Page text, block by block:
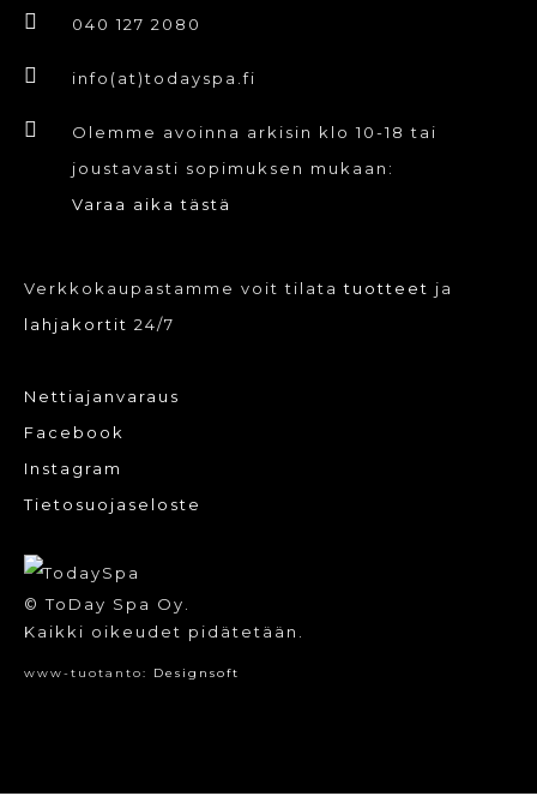
040 127 2080
info(at)todayspa.fi
Olemme avoinna arkisin klo 10-18 tai
joustavasti sopimuksen mukaan:
Varaa aika tästä
Verkkokaupastamme voit tilatatuotteet ja
lahjakortit 24/7
Nettiajanvaraus
Facebook
Instagram
Tietosuojaseloste
© ToDay Spa Oy.
Kaikki oikeudet pidätetään.
www-tuotanto: Designsoft